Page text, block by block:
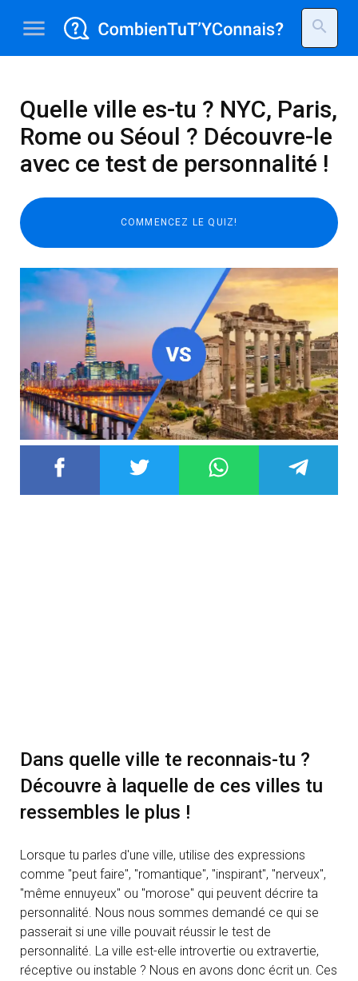
menu search
Quelle ville es-tu ? NYC, Paris,
Rome ou Séoul ? Découvre-le
avec ce test de personnalité !
Dans quelle ville te reconnais-tu ?
Découvre à laquelle de ces villes tu
ressembles le plus !
Lorsque tu parles d'une ville, utilise des expressions
comme "peut faire", "romantique", "inspirant", "nerveux",
"même ennuyeux" ou "morose" qui peuvent décrire ta
personnalité. Nous nous sommes demandé ce qui se
passerait si une ville pouvait réussir le test de
personnalité. La ville est-elle introvertie ou extravertie,
réceptive ou instable ? Nous en avons donc écrit un. Ces